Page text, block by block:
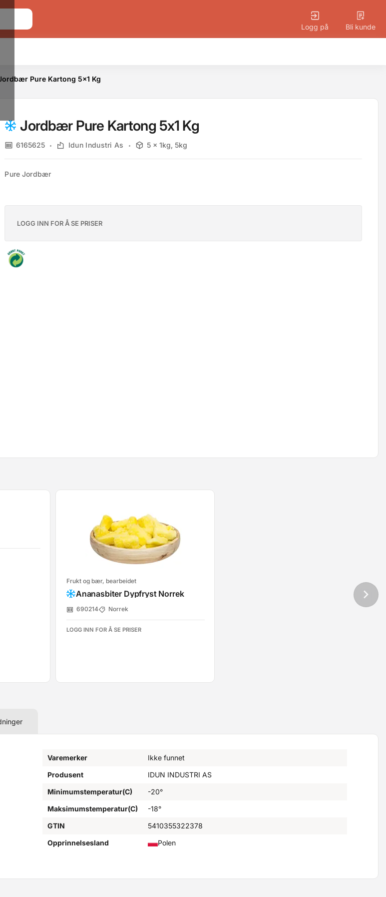
Logg på Bli kunde
Pure Kartong 5x1 Kg
Jordbær Pure Kartong 5x1 Kg
6165625 Idun Industri As 5 x 1kg, 5kg
Pure Jordbær
LOGG INN FOR Å SE PRISER
Frukt og bær, bearbeidet
Ananasbiter Dypfryst Norrek
690214 Norrek
LOGG INN FOR Å SE PRISER
Varemerker
Ikke funnet
Produsent
IDUN INDUSTRI AS
Minimumstemperatur(C)
-20°
Maksimumstemperatur(C)
-18°
GTIN
5410355322378
Opprinnelsesland
Polen